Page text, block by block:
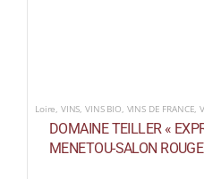
Loire, VINS,VINS BIO, VINS DE FRANCE,
DOMAINE TEILLER «
MENETOU-SALON